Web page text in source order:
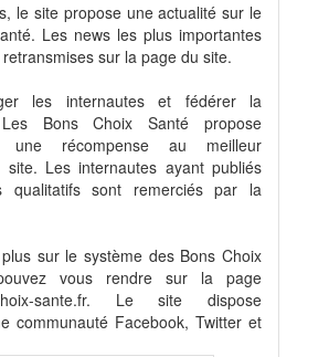
le site propose une actualité sur le
Les news les plus importantes
sur la page du site.
les internautes et fédérer la
Les Bons Choix Santé propose
une récompense au meilleur
site. Les internautes ayant publiés
qualitatifs sont remerciés par la
sur le système des Bons Choix
vous rendre sur la page
choix-sante.fr. Le site dispose
communauté Facebook, Twitter et